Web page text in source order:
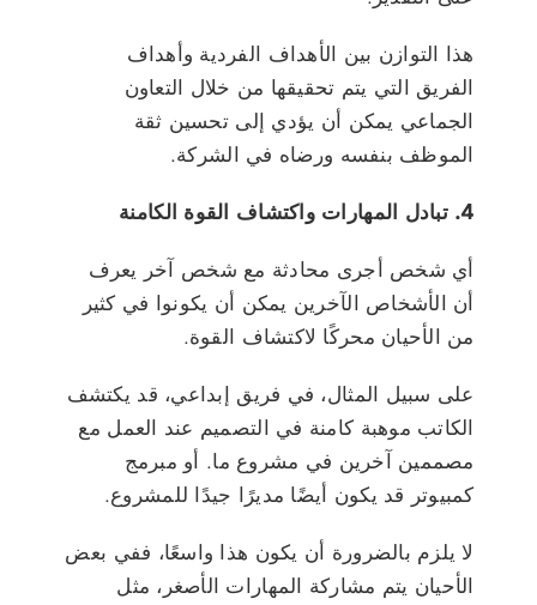
هذا التوازن بين الأهداف الفردية وأهداف
الفريق التي يتم تحقيقها من خلال التعاون
الجماعي يمكن أن يؤدي إلى تحسين ثقة
الموظف بنفسه ورضاه في الشركة.
4. تبادل المهارات واكتشاف القوة الكامنة
أي شخص أجرى محادثة مع شخص آخر يعرف
أن الأشخاص الآخرين يمكن أن يكونوا في كثير
من الأحيان محركًا لاكتشاف القوة.
على سبيل المثال، في فريق إبداعي، قد يكتشف
الكاتب موهبة كامنة في التصميم عند العمل مع
مصممين آخرين في مشروع ما. أو مبرمج
كمبيوتر قد يكون أيضًا مديرًا جيدًا للمشروع.
لا يلزم بالضرورة أن يكون هذا واسعًا، ففي بعض
الأحيان يتم مشاركة المهارات الأصغر، مثل